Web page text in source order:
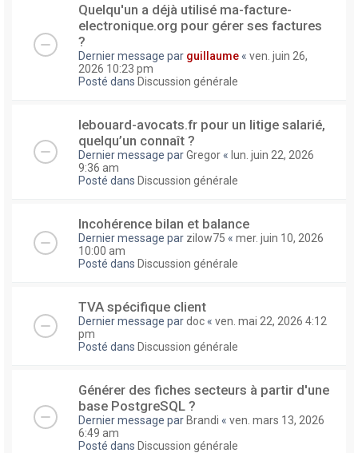
Quelqu'un a déjà utilisé ma-facture-
electronique.org pour gérer ses factures
?
Dernier message par guillaume « ven. juin 26,
2026 10:23 pm
Posté dans Discussion générale
lebouard-avocats.fr pour un litige salarié,
quelqu’un connaît ?
Dernier message parGregor « lun. juin 22, 2026
9:36 am
Posté dans Discussion générale
Incohérence bilan et balance
Dernier message par zilow75 « mer. juin 10, 2026
10:00 am
Posté dans Discussion générale
TVA spécifique client
Dernier message pardoc « ven. mai 22, 2026 4:12
pm
Posté dans Discussion générale
Générer des fiches secteurs à partir d'une
base PostgreSQL ?
Dernier message par Brandi « ven. mars 13, 2026
6:49 am
Posté dans Discussion générale